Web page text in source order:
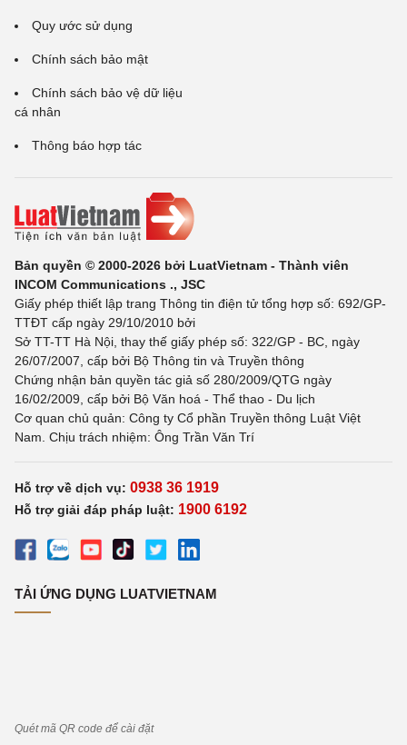
Quy ước sử dụng
Chính sách bảo mật
Chính sách bảo vệ dữ liệu
cá nhân
Thông báo hợp tác
Bản quyền © 2000-2026 bởi LuatVietnam - Thành viên
INCOM Communications ., JSC
Giấy phép thiết lập trang Thông tin điện tử tổng hợp số: 692/GP-
TTĐT cấp ngày 29/10/2010 bởi
Sở TT-TT Hà Nội, thay thế giấy phép số: 322/GP - BC, ngày
26/07/2007, cấp bởi Bộ Thông tin và Truyền thông
Chứng nhận bản quyền tác giả số 280/2009/QTG ngày
16/02/2009, cấp bởi Bộ Văn hoá - Thể thao - Du lịch
Cơ quan chủ quản: Công ty Cổ phần Truyền thông Luật Việt
Nam. Chịu trách nhiệm: Ông Trần Văn Trí
Hỗ trợ về dịch vụ: 0938 36 1919
Hỗ trợ giải đáp pháp luật: 1900 6192
TẢI ỨNG DỤNG LUATVIETNAM
Quét mã QR code để cài đặt